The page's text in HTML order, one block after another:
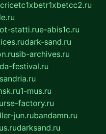
cricetc1xbetr1xbetcc2.ru
statti.rue-abis1c.ru
dark-sand.ru
sib-archives.ru
festival.ru
1-mus.ru
factory.ru
jun.rubandamn.ru
darksand.ru